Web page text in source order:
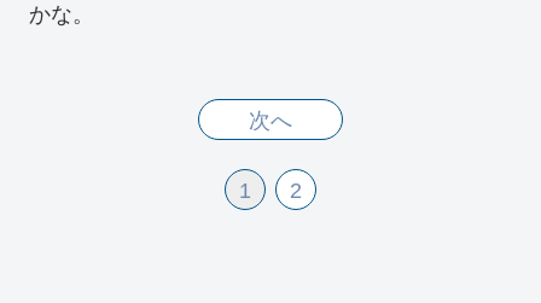
かな。
次へ
1 2